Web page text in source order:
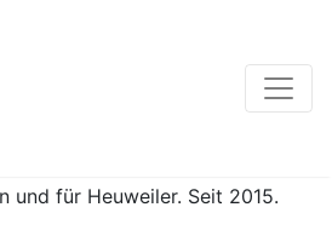
und für Heuweiler. Seit 2015.